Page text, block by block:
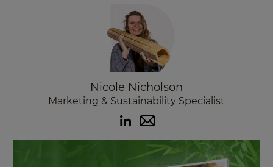
Nicole Nicholson
Marketing & Sustainability Specialist